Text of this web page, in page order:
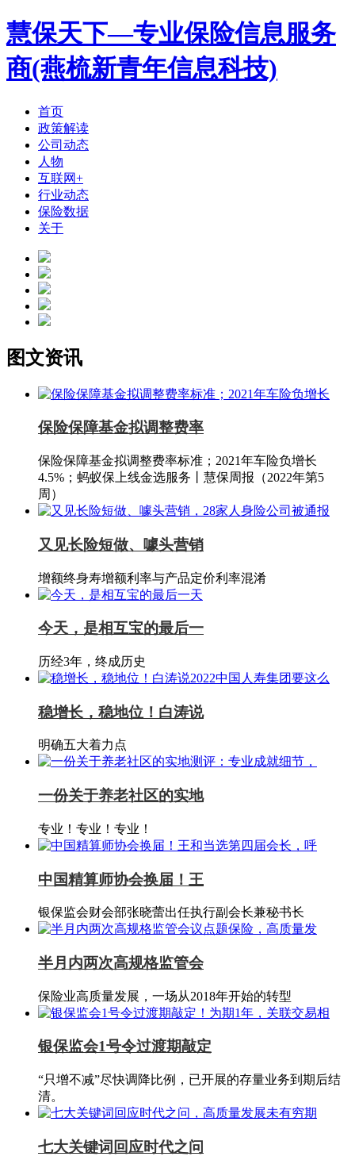
慧保天下—专业保险信息服务
商(燕梳新青年信息科技)
首页
政策解读
公司动态
人物
互联网+
行业动态
保险数据
关于
图文资讯
保险保障基金拟调整费率
保险保障基金拟调整费率标准；2021年车险负增长
4.5%；蚂蚁保上线金选服务丨慧保周报（2022年第5
周）
又见长险短做、噱头营销
增额终身寿增额利率与产品定价利率混淆
今天，是相互宝的最后一
历经3年，终成历史
稳增长，稳地位！白涛说
明确五大着力点
一份关于养老社区的实地
专业！专业！专业！
中国精算师协会换届！王
银保监会财会部张晓蕾出任执行副会长兼秘书长
半月内两次高规格监管会
保险业高质量发展，一场从2018年开始的转型
银保监会1号令过渡期敲定
“只增不减”尽快调降比例，已开展的存量业务到期后结
清。
七大关键词回应时代之问